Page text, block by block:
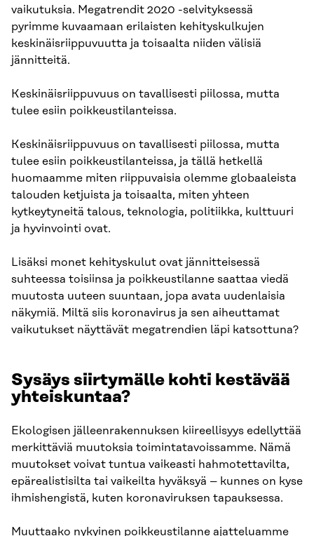
vaikutuksia. Megatrendit 2020 -selvityksessä
pyrimme kuvaamaan erilaisten kehityskulkujen
keskinäisriippuvuutta ja toisaalta niiden välisiä
jännitteitä.
Keskinäisriippuvuus on tavallisesti piilossa, mutta
tulee esiin poikkeustilanteissa.
Keskinäisriippuvuus on tavallisesti piilossa, mutta
tulee esiin poikkeustilanteissa, ja tällä hetkellä
huomaamme miten riippuvaisia olemme globaaleista
talouden ketjuista ja toisaalta, miten yhteen
kytkeytyneitä talous, teknologia, politiikka, kulttuuri
ja hyvinvointi ovat.
Lisäksi monet kehityskulut ovat jännitteisessä
suhteessa toisiinsa ja poikkeustilanne saattaa viedä
muutosta uuteen suuntaan, jopa avata uudenlaisia
näkymiä. Miltä siis koronavirus ja sen aiheuttamat
vaikutukset näyttävät megatrendien läpi katsottuna?
Sysäys siirtymälle kohti kestävää
yhteiskuntaa?
Ekologisen jälleenrakennuksen kiireellisyys edellyttää
merkittäviä muutoksia toimintatavoissamme. Nämä
muutokset voivat tuntua vaikeasti hahmotettavilta,
epärealistisilta tai vaikeilta hyväksyä – kunnes on kyse
ihmishengistä, kuten koronaviruksen tapauksessa.
Muuttaako nykyinen poikkeustilanne ajatteluamme